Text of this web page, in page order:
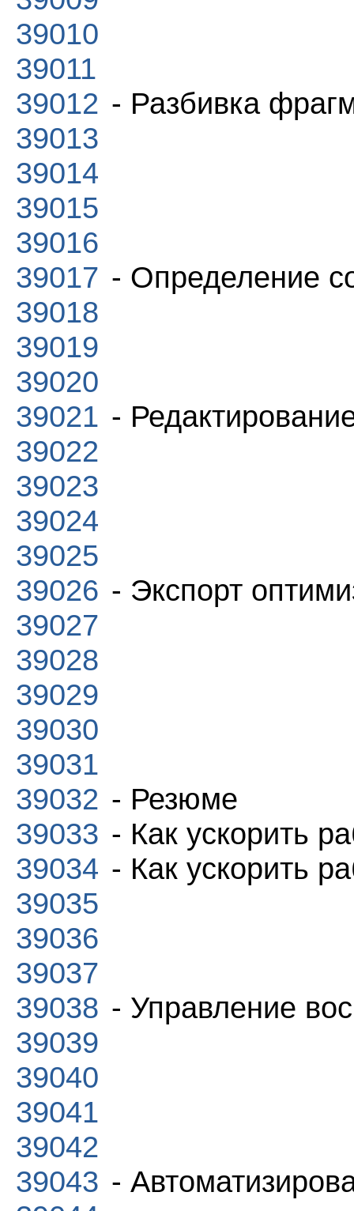
39010
39011
39012 - Разбивка
39013
39014
39015
39016
39017 - Определение
39018
39019
39020
39021 -
39022
39023
39024
39025
39026 - Экспорт
39027
39028
39029
39030
39031
39032 - Резюме
39033 - Как ускорить
39034 - Как ускорить
39035
39036
39037
39038 - Управление
39039
39040
39041
39042
39043 -